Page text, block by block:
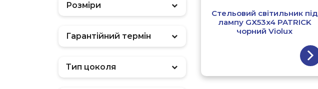
Розміри
Гарантійний термін
Тип цоколя
Стельовий світильник під
лампу GX53x4 PATRICK
чорний Violux